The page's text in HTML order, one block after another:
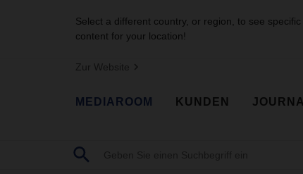
Select a different country, or region, to see specific
content for your location!
Zur Website
MEDIAROOM KUNDEN